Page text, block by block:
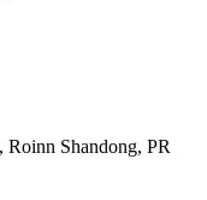
Shandong, PR